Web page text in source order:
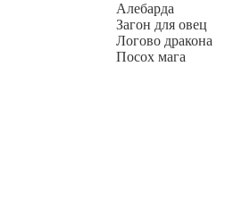
Алебарда
Загон для овец
Логово дракона
Посох мага